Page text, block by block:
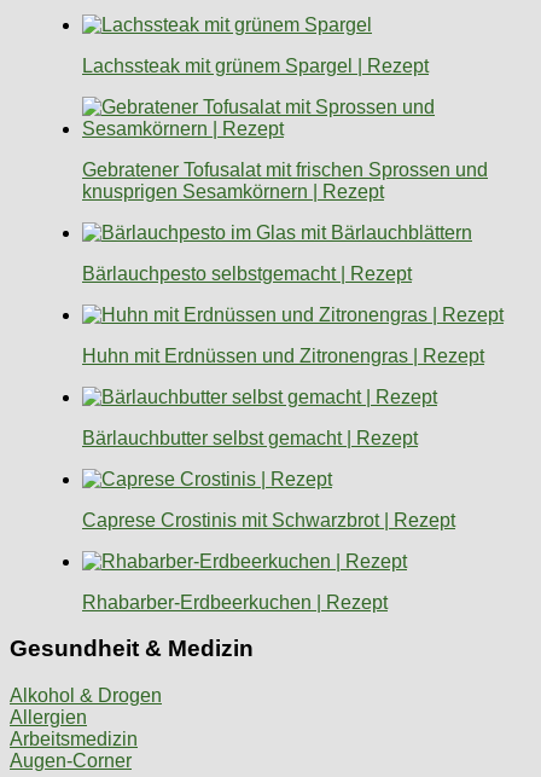
Lachssteak mit grünem Spargel | Rezept
Gebratener Tofusalat mit frischen Sprossen und
knusprigen Sesamkörnern | Rezept
Bärlauchpesto selbstgemacht | Rezept
Huhn mit Erdnüssen und Zitronengras | Rezept
Bärlauchbutter selbst gemacht | Rezept
Caprese Crostinis mit Schwarzbrot | Rezept
Rhabarber-Erdbeerkuchen | Rezept
Gesundheit & Medizin
Alkohol & Drogen
Allergien
Arbeitsmedizin
Augen-Corner